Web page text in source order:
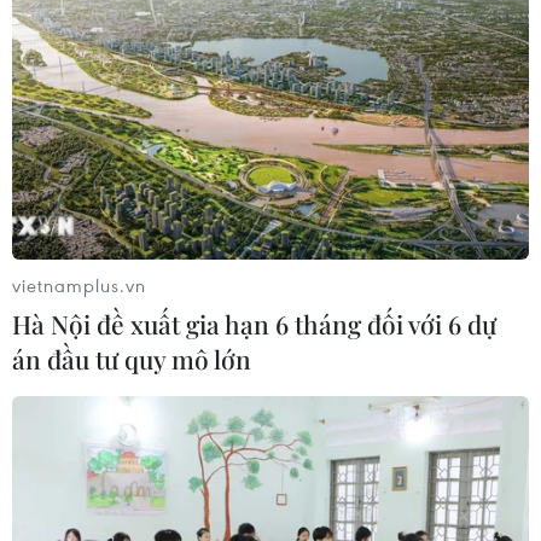
CƠ QUAN CHỦ QUẢN: THÔNG TẤN XÃ VIỆT NAM
Tổng Biên tập: TRẦN TIẾN DUẨN
Phó Tổng Biên tập: NGUYỄN THỊ TÁM, KHÚC THANH
THỦY
Sở hữu trí tuệ
Quy định sử dụng
RSS
Hỗ trợ
Ngôn ngữ
Dịch vụ tin
Quảng cáo
Liên hệ
vietnamplus.vn
Hà Nội đề xuất gia hạn 6 tháng đối với 6 dự
án đầu tư quy mô lớn